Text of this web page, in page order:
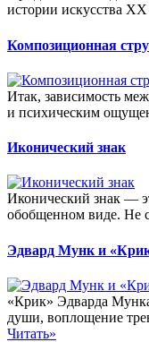
истории искусства XX
Композиционная
Итак, зависимость
и психическим
Иконический знак
Иконический знак —
обобщенном виде. Не
Эдвард Мунк и
«Крик» Эдварда
души, воплощение
Читать»